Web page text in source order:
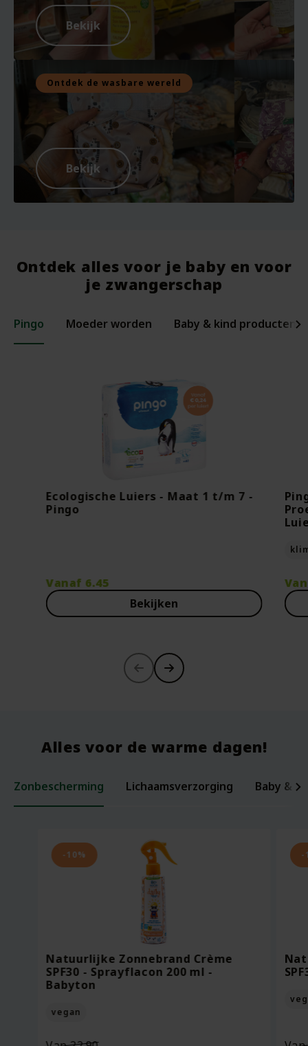
Bekijk
Ontdek de wasbare wereld
Bekijk
Ontdek alles voor je baby en voor
je zwangerschap
Pingo Moeder worden Baby & kind producten
Ecologische Luiers - Maat 1 t/m 7 -
Pingo
Vanaf 6.45
Bekijken
Bekijken
Oorspronkelijke
is:
€13.27.
Bekijken
Alles voor de warme dagen!
Zonbescherming Lichaamsverzorging Baby &
-10%
Natuurlijke Zonnebrand Crème
SPF30 - Sprayflacon 200 ml -
Babyton
vegan
-